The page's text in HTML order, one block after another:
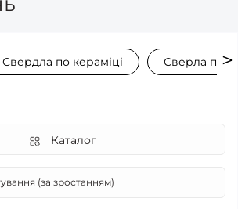
Свердла по кераміці Сверла по
Каталог